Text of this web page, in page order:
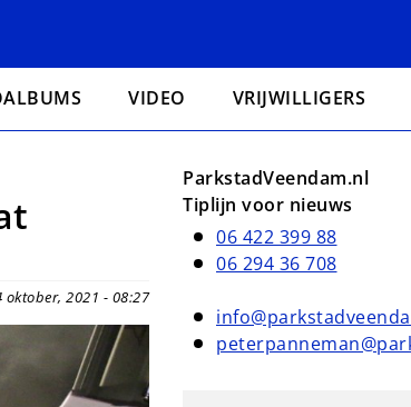
VIDEO VRIJWILLIGERS
2021 - 08:27
ParkstadVeendam.nl
Tiplijn voor nieuws
06 422 399 88
06 294 36 708